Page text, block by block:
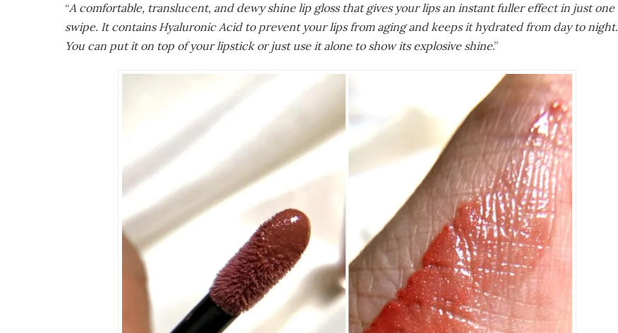
“A comfortable, translucent, and dewy shine lip gloss that gives your lips an instant fuller effect in just one
swipe. It contains Hyaluronic Acid to prevent your lips from aging and keeps it hydrated from day to night.
You can put it on top of your lipstick or just use it alone to show its explosive shine.”